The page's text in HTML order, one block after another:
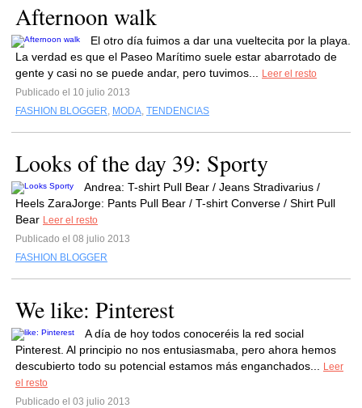
Afternoon walk
El otro día fuimos a dar una vueltecita por la playa.
La verdad es que el Paseo Marítimo suele estar abarrotado de
gente y casi no se puede andar, pero tuvimos...
Leer el resto
Publicado el 10 julio 2013
FASHION BLOGGER, MODA, TENDENCIAS
Looks of the day 39: Sporty
Andrea: T-shirt Pull Bear / Jeans Stradivarius /
Heels ZaraJorge: Pants Pull Bear / T-shirt Converse / Shirt Pull
Bear Leer el resto
Publicado el 08 julio 2013
FASHION BLOGGER
We like: Pinterest
A día de hoy todos conoceréis la red social
Pinterest. Al principio no nos entusiasmaba, pero ahora hemos
descubierto todo su potencial estamos más enganchados...
Leer
el resto
Publicado el 03 julio 2013